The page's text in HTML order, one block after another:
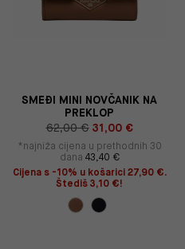
SMEĐI MINI NOVČANIK NA
PREKLOP
62,00 € 31,00 €
*najniža cijena u prethodnih 30
dana 43,40 €
Cijena s -10% u košarici 27,90 €.
Štediš 3,10 €!